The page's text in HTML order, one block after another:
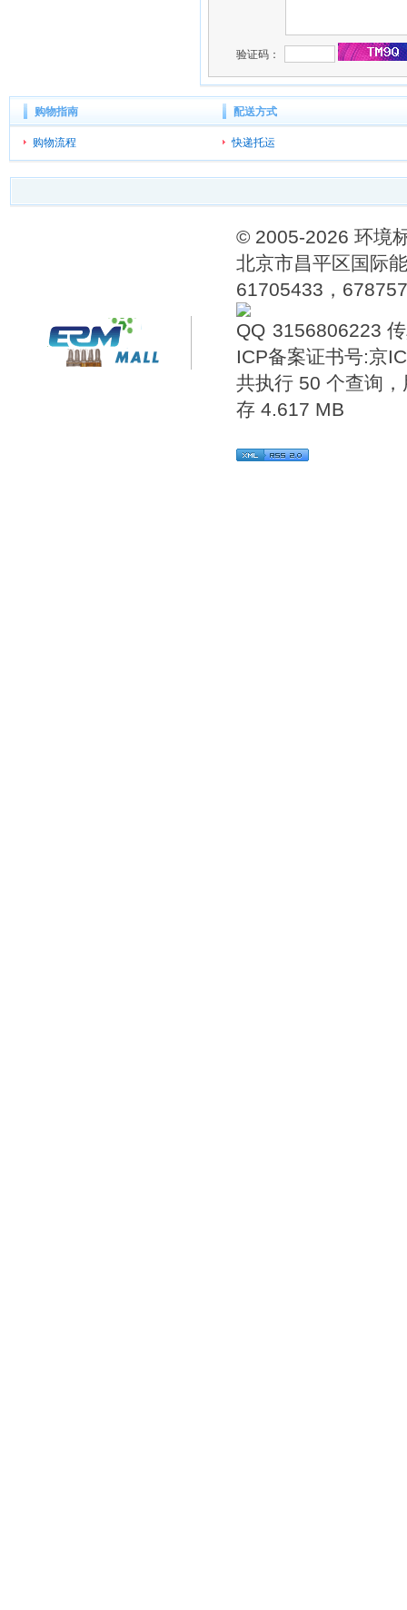
验证码：
购物指南
购物流程
配送方式
快递托运
© 2005-2026 环境
北京市昌平区国际
61705433，
3156806223
ICP备案证书号:京
共执行 50 个查询
存 4.617 MB